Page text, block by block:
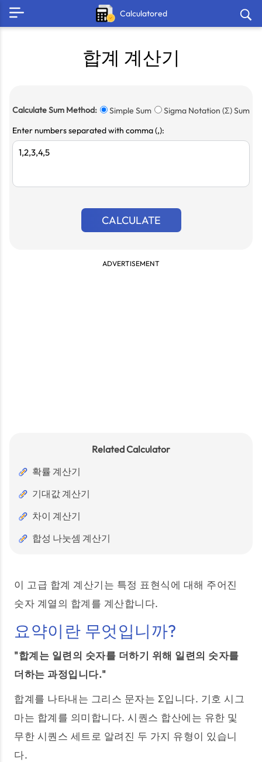
Calculatored
합계 계산기
Calculate Sum Method: Simple Sum
Sigma Notation (Σ) Sum
Enter numbers separated with comma (,):
CALCULATE
ADVERTISEMENT
Related Calculator
확률 계산기
기대값 계산기
차이 계산기
합성 나눗셈 계산기
이 고급 합계 계산기는 특정 표현식에 대해 주어진
숫자 계열의 합계를 계산합니다.
요약이란 무엇입니까?
"합계는 일련의 숫자를 더하기 위해 일련의 숫자를
더하는 과정입니다."
합계를 나타내는 그리스 문자는 Σ입니다. 기호 시그
마는 합계를 의미합니다. 시퀀스 합산에는 유한 및
무한 시퀀스 세트로 알려진 두 가지 유형이 있습니
다.